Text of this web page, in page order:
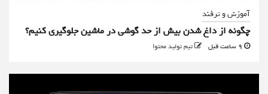
آموزش و ترفند
چگونه از داغ شدن بیش از حد گوشی در ماشین جلوگیری کنیم؟
تیم تولید محتوا